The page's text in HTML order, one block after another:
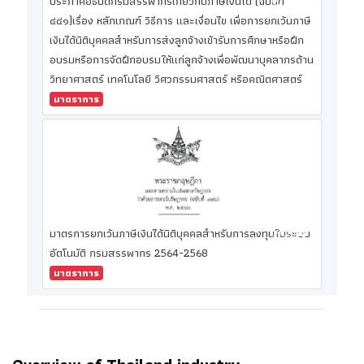
๔๔๑)เรื่อง หลักเกณฑ์ วิธีการ และเงื่อนไข เพื่อการยกเว้นภาษี
เงินได้นิติบุคคลสำหรับการส่งลูกจ้างเข้ารับการศึกษาหรือฝึก
อบรมหรือการจัดฝึกอบรมให้แก่ลูกจ้างเพื่อพัฒนาบุคลากรด้าน
วิทยาศาสตร์ เทคโนโลยี วิศวกรรมศาสตร์ หรือคณิตศาสตร์
มาตราการ
มาตรการยกเว้นภาษีเงินได้นิติบุคคลสำหรับการลงทุนในระบบ
อัตโนมัติ กรมสรรพากร 2564-2568
มาตราการ